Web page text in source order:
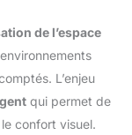
de l’espace
L’enjeu
qui permet de
le confort visuel.